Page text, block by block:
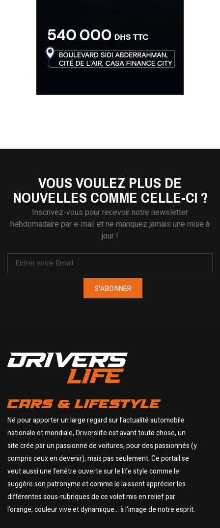
VOUS VOULEZ PLUS DE
NOUVELLES COMME CELLE-CI ?
Inscrivez-vous pour recevoir notre newsletter
hebdomadaire par e-mail et ne manquez jamais une mise à
jour !
S'ABONNER
CARS & LIFESTYLE
Né pour apporter un large regard sur l’actualité automobile
nationale et mondiale, Driverslife est avant toute chose, un
site crée par un passionné de voitures, pour des passionnés (y
compris ceux en devenir), mais pas seulement. Ce portail se
veut aussi une fenêtre ouverte sur le life style comme le
suggère son patronyme et comme le laissent apprécier les
différentes sous-rubriques de ce volet mis en relief par
l’orange, couleur vive et dynamique… à l’image de notre esprit.